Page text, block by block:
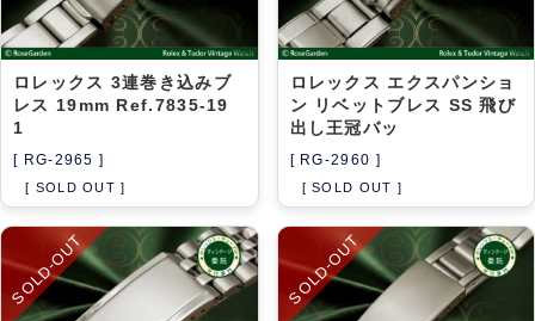
ロレックス 3連巻き込みブ
レス 19mm Ref.7835-19
1
[ RG-2965 ]
[ SOLD OUT ]
ロレックス エクスパンショ
ン リベットブレス SS 飛び
出し王冠バッ
[ RG-2960 ]
[ SOLD OUT ]
SOLD-OUT SOLD-OUT